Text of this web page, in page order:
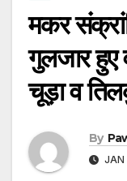
मकर
गुलजार हुए
चूड़ा व
By
JAN